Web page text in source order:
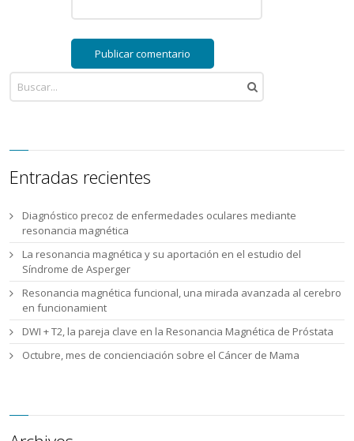
Entradas recientes
Diagnóstico precoz de enfermedades oculares mediante
resonancia magnética
La resonancia magnética y su aportación en el estudio del
Síndrome de Asperger
Resonancia magnética funcional, una mirada avanzada al cerebro
en funcionamient
DWI + T2, la pareja clave en la Resonancia Magnética de Próstata
Octubre, mes de concienciación sobre el Cáncer de Mama